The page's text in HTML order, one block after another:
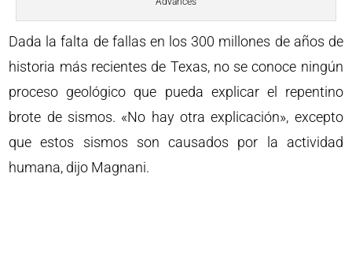
Dada la falta de fallas en los 300 millones de años de
historia más recientes de Texas, no se conoce ningún
proceso geológico que pueda explicar el repentino
brote de sismos. «No hay otra explicación», excepto
que estos sismos son causados ​​por la actividad
humana, dijo Magnani.